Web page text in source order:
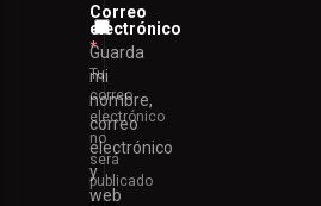
Correo
electrónico
*
Tu
correo
electrónico
no
será
publicado
Guarda
mi
nombre,
correo
electrónico
y
web